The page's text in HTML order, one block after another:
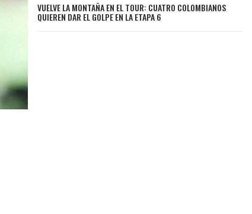
VUELVE LA MONTAÑA EN EL TOUR: CUATRO COLOMBIANOS
QUIEREN DAR EL GOLPE EN LA ETAPA 6